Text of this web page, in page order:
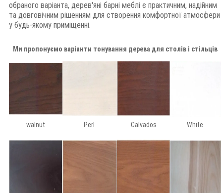
обраного варіанта, дерев'яні барні меблі є практичним, надійним
та довговічним рішенням для створення комфортної атмосфери
у будь-якому приміщенні.
Ми пропонуємо варіанти тонування дерева для столів і стільців
walnut Perl Calvados White